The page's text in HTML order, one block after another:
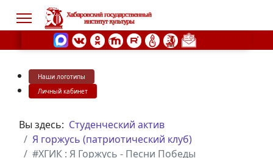
Наши логотипы
Личный кабинет
Вы здесь: Студенческий актив
Я горжусь (патриотический клуб)
#ХГИК : Я Горжусь - Песни Победы